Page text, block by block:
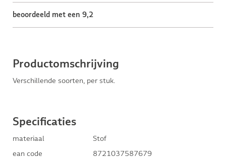
beoordeeld met een 9,2
Productomschrijving
Verschillende soorten, per stuk.
Specificaties
materiaal
Stof
ean code
8721037587679